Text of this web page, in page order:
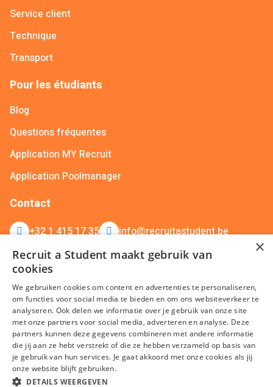
Service client
Technique
Transport
Pour les étudiants
Blog
Questions fréquentes
Application MY Recruit
Application Poolmanager
Contact
+32 1 415 17 35
info@recruitastudent.be
Recruit Me – Silversquare Belgium Frankrijklei 5 401,
2000 Antwerpen
Termes et conditionsPrivacy policy
Disclaimer
×
Recruit a Student maakt gebruik van
cookies
We gebruiken cookies om content en advertenties te personaliseren,
om functies voor social media te bieden en om ons websiteverkeer te
analyseren. Ook delen we informatie over je gebruik van onze site
met onze partners voor social media, adverteren en analyse. Deze
partners kunnen deze gegevens combineren met andere informatie
die jij aan ze hebt verstrekt of die ze hebben verzameld op basis van
je gebruik van hun services. Je gaat akkoord met onze cookies als jij
onze website blijft gebruiken.
DETAILS WEERGEVEN